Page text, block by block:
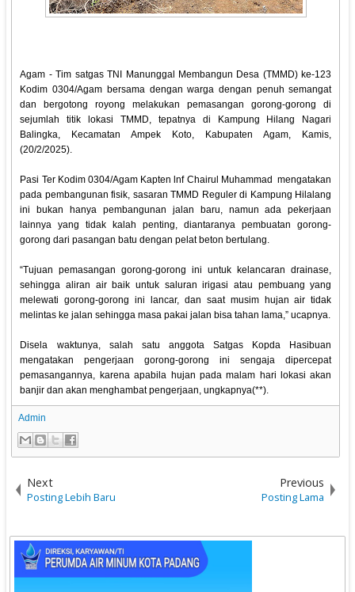
Agam - Tim satgas TNI Manunggal Membangun Desa (TMMD) ke-123
Kodim 0304/Agam bersama dengan warga dengan penuh semangat
dan bergotong royong melakukan pemasangan gorong-gorong di
sejumlah titik lokasi TMMD, tepatnya di Kampung Hilang Nagari
Balingka, Kecamatan Ampek Koto, Kabupaten Agam, Kamis,
(20/2/2025).
Pasi Ter Kodim 0304/Agam Kapten lnf Chairul Muhammad mengatakan
pada pembangunan fisik, sasaran TMMD Reguler di Kampung Hilalang
ini bukan hanya pembangunan jalan baru, namun ada pekerjaan
lainnya yang tidak kalah penting, diantaranya pembuatan gorong-
gorong dari pasangan batu dengan pelat beton bertulang.
“Tujuan pemasangan gorong-gorong ini untuk kelancaran drainase,
sehingga aliran air baik untuk saluran irigasi atau pembuang yang
melewati gorong-gorong ini lancar, dan saat musim hujan air tidak
melintas ke jalan sehingga masa pakai jalan bisa tahan lama,” ucapnya.
Disela waktunya, salah satu anggota Satgas Kopda Hasibuan
mengatakan pengerjaan gorong-gorong ini sengaja dipercepat
pemasangannya, karena apabila hujan pada malam hari lokasi akan
banjir dan akan menghambat pengerjaan, ungkapnya(**).
Admin
Next
Posting Lebih Baru
Previous
Posting Lama